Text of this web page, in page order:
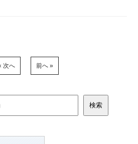
次へ 前へ »